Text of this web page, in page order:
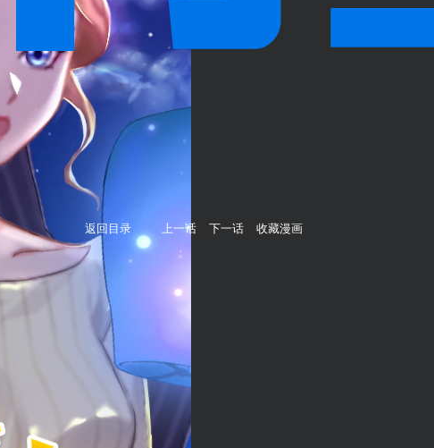
返回目录 上一话 下一话 收藏漫画